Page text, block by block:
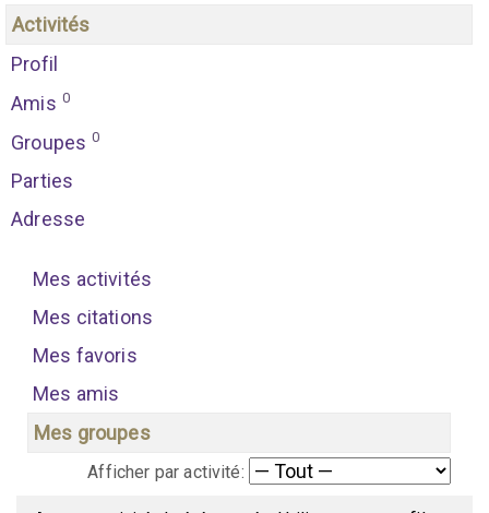
Activités
Profil
Amis 0
Groupes 0
Parties
Adresse
Mes activités
Mes citations
Mes favoris
Mes amis
Mes groupes
Afficher par activité: